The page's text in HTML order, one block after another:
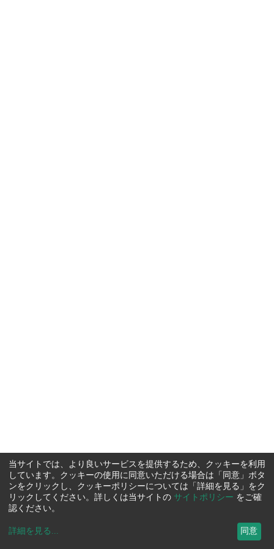
当サイトでは、より良いサービスを提供するため、クッキーを利用
しています。クッキーの使用に同意いただける場合は「同意」ボタ
ンをクリックし、クッキーポリシーについては「詳細を見る」をク
リックしてください。詳しくは当サイトの サイトポリシー をご確
認ください。
詳細を見る ... 同意